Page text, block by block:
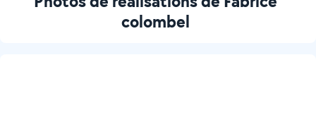
colombel